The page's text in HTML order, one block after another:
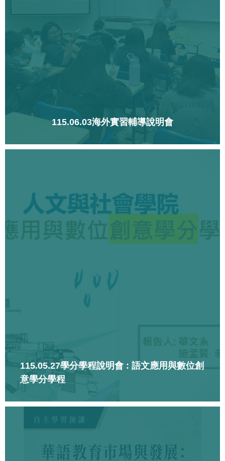
115.06.03海外實習輔導說明會
115.05.27學分學程說明會 : 語文應用與數位創
意學分學程